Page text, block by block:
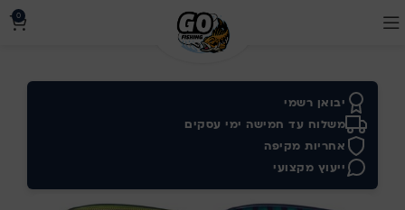
0
יבואן רשמי
משלוח עד חמישה ימי עסקים
אחריות מקיפה
ייעוץ מקצועי